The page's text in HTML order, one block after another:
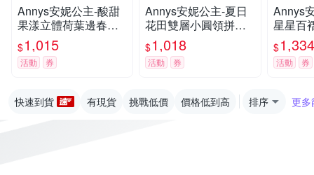
Annys安妮公主-酸甜
果漾立體荷葉邊春夏
款無袖純棉綁帶洋裝
(3308綠色)
$1,015
活動 券
Annys安妮公主-夏日
花田雙層小圓領拼接
春夏款無袖洋裝(3156
粉紅色)
$1,018
活動 券
Annys
星星百
無袖
$1,334
活動 券
快速到貨 有現貨 挑戰低價 價格低到高 排序 更多